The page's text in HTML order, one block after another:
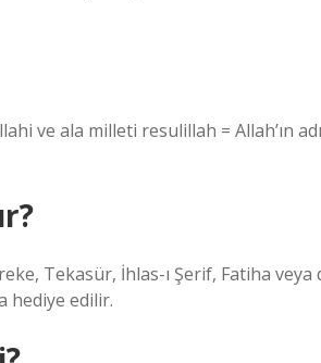
ve ala milleti resulillah = Allah’ın
Tekasür, İhlas-ı Şerif, Fatiha
hediye edilir.